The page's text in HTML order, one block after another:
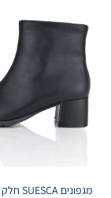
מגפונים SUESCA חלק בצבע שחור